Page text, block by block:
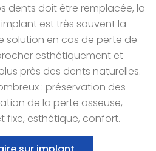
dents doit être remplacée, la
est très souvent la
solution en cas de perte de
esthétiquement et
près des dents naturelles.
: préservation des
de la perte osseuse,
fixe, esthétique, confort.